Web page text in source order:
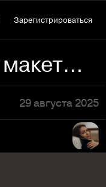
Зарегистрироваться
Презентация и макеты для студии мебели Moscow Fjord
29 августа 2025